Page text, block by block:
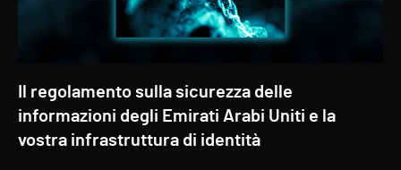
Il regolamento sulla sicurezza delle
informazioni degli Emirati Arabi Uniti e la
vostra infrastruttura di identità